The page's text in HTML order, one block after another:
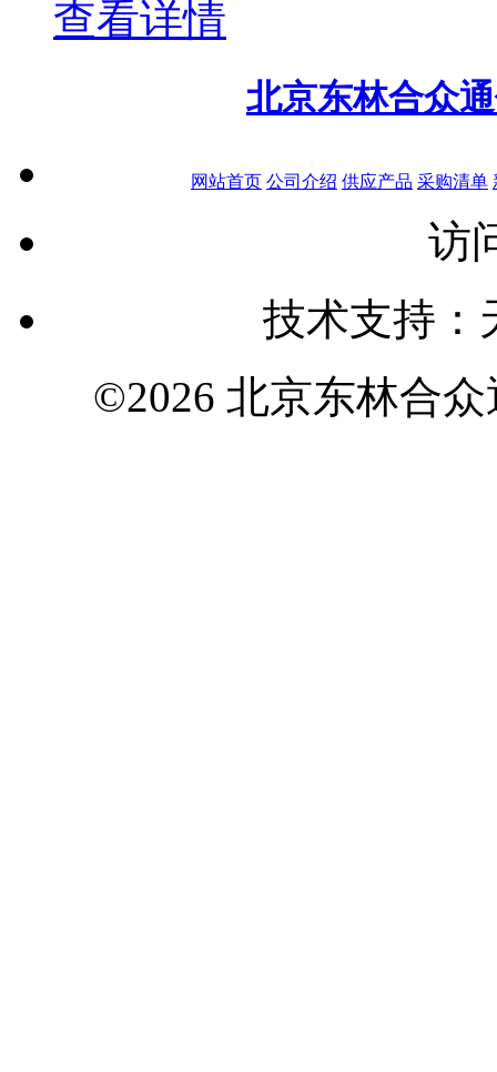
查看详情
北京东林合众
网站首页 公司介绍 供应产品 采购清单
访
技术支持：
©2026 北京东林合